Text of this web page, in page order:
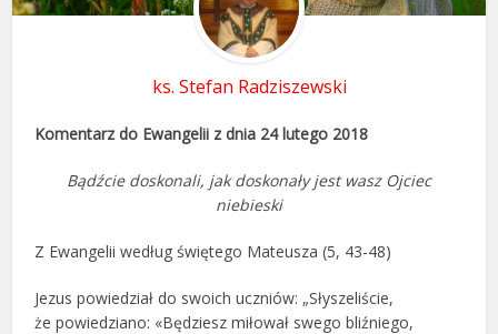
ks. Stefan Radziszewski
Komentarz do Ewangelii z dnia 24 lutego 2018
Bądźcie doskonali, jak doskonały jest wasz Ojciec
niebieski
Z Ewangelii według świętego Mateusza (5, 43-48)
Jezus powiedział do swoich uczniów: „Słyszeliście,
że powiedziano: «Będziesz miłował swego bliźniego,